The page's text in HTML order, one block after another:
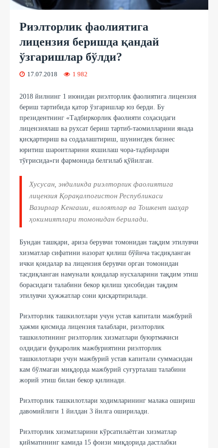
Риэлторлик фаолиятига
лицензия беришда қандай
ўзгаришлар бўлди?
17.07.2018 1 982
2018 йилнинг 1 июнидан риэлторлик фаолиятига лицензия
бериш тартибида қатор ўзгаришлар юз берди. Бу
президентнинг «Тадбиркорлик фаолияти соҳасидаги
лицензиялаш ва рухсат бериш тартиб-таомилларини янада
қисқартириш ва соддалаштириш, шунингдек бизнес
юритиш шароитларини яхшилаш чора-тадбирлари
тўғрисида»ги фармонида белгилаб қўйилган.
Хусусан, эндиликда риэлторлик фаолиятига
лицензия Қорақалпоғистон Республикаси
Вазирлар Кенгаши, вилоятлар ва Тошкент шаҳар
ҳокимиятлари томонидан берилади.
Бундан ташқари, ариза берувчи томонидан тақдим этилувчи
хизматлар сифатини назорат қилиш бўйича тасдиқланган
ички қоидалар ва лицензия берувчи орган томонидан
тасдиқланган намунали қоидалар нусхаларини тақдим этиш
борасидаги талабини бекор қилиш ҳисобидан тақдим
этилувчи ҳужжатлар сони қисқартирилади.
Риэлторлик ташкилотлари учун устав капитали мажбурий
ҳажми қисмида лицензия талаблари, риэлторлик
ташкилотининг риэлторлик хизматлари буюртмачиси
олдидаги фуқаролик мажбуриятини риэлторлик
ташкилотлари учун мажбурий устав капитали суммасидан
кам бўлмаган миқдорда мажбурий суғурталаш талабини
жорий этиш билан бекор қилинади.
Риэлторлик ташкилотлари ходимларининг малака ошириш
давомийлиги 1 йилдан 3 йилга оширилади.
Риэлторлик хизматларини кўрсатилаётган хизматлар
қийматининг камида 15 фоизи миқдорида дастлабки